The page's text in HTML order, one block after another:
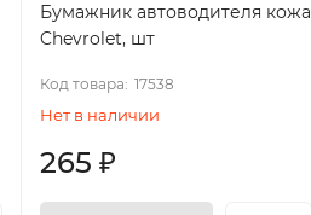
Бумажник автоводителя кожа
Chevrolet, шт
Код товара: 17538
Нет в наличии
265 ₽